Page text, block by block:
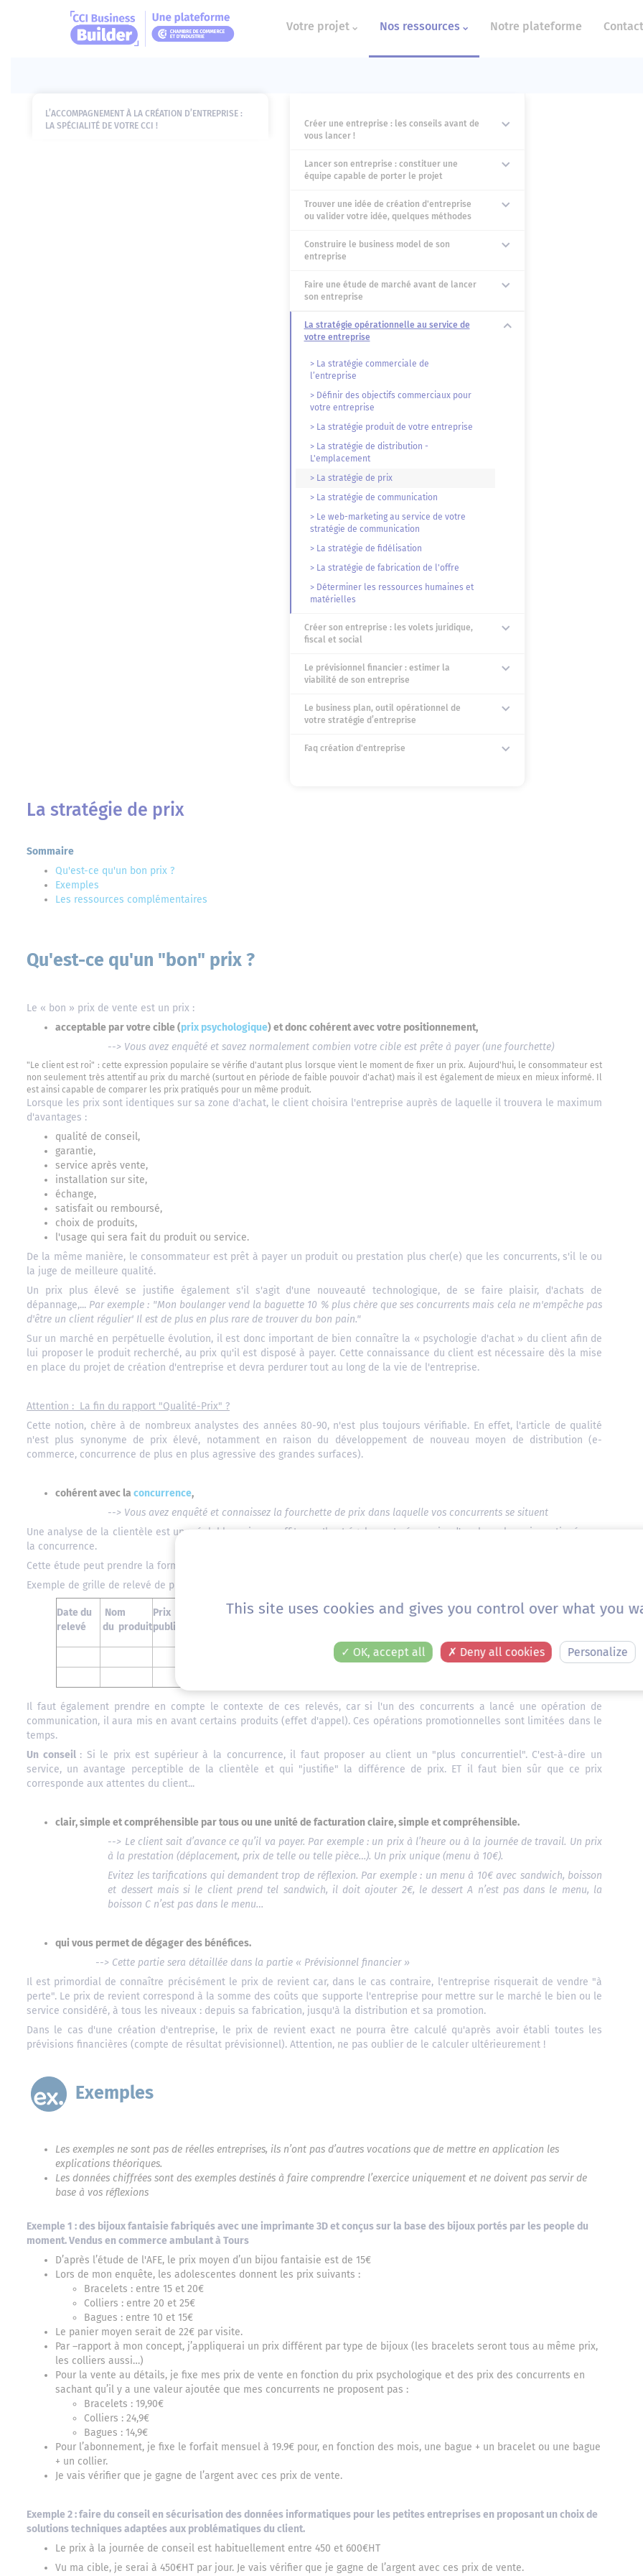
Votre projet Nos ressources Notre plateforme Contact
L’ACCOMPAGNEMENT À LA CRÉATION D’ENTREPRISE :
LA SPÉCIALITÉ DE VOTRE CCI !
Créer une entreprise : les conseils avant de
vous lancer !
Lancer son entreprise : constituer une
équipe capable de porter le projet
Trouver une idée de création d'entreprise
ou valider votre idée, quelques méthodes
Construire le business model de son
entreprise
Faire une étude de marché avant de lancer
son entreprise
La stratégie opérationnelle au service de
votre entreprise
> La stratégie commerciale de
l’entreprise
> Définir des objectifs commerciaux pour
votre entreprise
> La stratégie produit de votre entreprise
> La stratégie de distribution -
L'emplacement
> La stratégie de prix
> La stratégie de communication
> Le web-marketing au service de votre
stratégie de communication
> La stratégie de fidélisation
> La stratégie de fabrication de l'offre
> Déterminer les ressources humaines et
matérielles
Créer son entreprise : les volets juridique,
fiscal et social
Le prévisionnel financier : estimer la
viabilité de son entreprise
Le business plan, outil opérationnel de
votre stratégie d’entreprise
Faq création d'entreprise
La stratégie de prix
Sommaire
Qu'est-ce qu'un bon prix ?
Exemples
Les ressources complémentaires
Qu'est-ce qu'un "bon" prix ?
Le « bon » prix de vente est un prix :
acceptable par votre cible (prix psychologique) et donc cohérent avec votre positionnement,
--> Vous avez enquêté et savez normalement combien votre cible est prête à payer (une fourchette)
"Le client est roi" : cette expression populaire se vérifie d'autant plus lorsque vient le moment de fixer un prix. Aujourd'hui, le consommateur est
non seulement très attentif au prix du marché (surtout en période de faible pouvoir d'achat) mais il est également de mieux en mieux informé. Il
est ainsi capable de comparer les prix pratiqués pour un même produit.
Lorsque les prix sont identiques sur sa zone d'achat, le client choisira l'entreprise auprès de laquelle il trouvera le maximum
d'avantages :
qualité de conseil,
garantie,
service après vente,
installation sur site,
échange,
satisfait ou remboursé,
choix de produits,
l'usage qui sera fait du produit ou service.
De la même manière, le consommateur est prêt à payer un produit ou prestation plus cher(e) que les concurrents, s'il le ou
la juge de meilleure qualité.
Un prix plus élevé se justifie également s'il s'agit d'une nouveauté technologique, de se faire plaisir, d'achats de
dépannage,... Par exemple : "Mon boulanger vend la baguette 10 % plus chère que ses concurrents mais cela ne m'empêche pas
d'être un client régulier' Il est de plus en plus rare de trouver du bon pain."
Sur un marché en perpétuelle évolution, il est donc important de bien connaître la « psychologie d'achat » du client afin de
lui proposer le produit recherché, au prix qu'il est disposé à payer. Cette connaissance du client est nécessaire dès la mise
en place du projet de création d'entreprise et devra perdurer tout au long de la vie de l'entreprise.
Attention : La fin du rapport "Qualité-Prix" ?
Cette notion, chère à de nombreux analystes des années 80-90, n'est plus toujours vérifiable. En effet, l'article de qualité
n'est plus synonyme de prix élevé, notamment en raison du développement de nouveau moyen de distribution (e-
commerce, concurrence de plus en plus agressive des grandes surfaces).
cohérent avec la concurrence,
--> Vous avez enquêté et connaissez la fourchette de prix dans laquelle vos concurrents se situent
Une analyse de la clientèle est un préalable mais ne suffit pas. Il est également nécessaire d'analyser les prix pratiqués par
la concurrence.
Cette étude peut prendre la forme d'un relevé de prix sur le terrain.
Exemple de grille de relevé de prix pour chaque concurrent :
Date du
relevé
Nom
du produit
Prix
public
Opération
Présence d'unMise en valeur du produit
Réaction des
Il faut également prendre en compte le contexte de ces relevés, car si l'un des concurrents a lancé une opération de
communication, il aura mis en avant certains produits (effet d'appel). Ces opérations promotionnelles sont limitées dans le
temps.
Un conseil : Si le prix est supérieur à la concurrence, il faut proposer au client un "plus concurrentiel". C'est-à-dire un
service, un avantage perceptible de la clientèle et qui "justifie" la différence de prix. ET il faut bien sûr que ce prix
corresponde aux attentes du client...
clair, simple et compréhensible par tous ou une unité de facturation claire, simple et compréhensible.
--> Le client sait d’avance ce qu’il va payer. Par exemple : un prix à l’heure ou à la journée de travail. Un prix
à la prestation (déplacement, prix de telle ou telle pièce…). Un prix unique (menu à 10€).
Evitez les tarifications qui demandent trop de réflexion. Par exemple : un menu à 10€ avec sandwich, boisson
et dessert mais si le client prend tel sandwich, il doit ajouter 2€, le dessert A n’est pas dans le menu, la
boisson C n’est pas dans le menu…
qui vous permet de dégager des bénéfices.
--> Cette partie sera détaillée dans la partie « Prévisionnel financier »
Il est primordial de connaître précisément le prix de revient car, dans le cas contraire, l'entreprise risquerait de vendre "à
perte". Le prix de revient correspond à la somme des coûts que supporte l'entreprise pour mettre sur le marché le bien ou le
service considéré, à tous les niveaux : depuis sa fabrication, jusqu'à la distribution et sa promotion.
Dans le cas d'une création d'entreprise, le prix de revient exact ne pourra être calculé qu'après avoir établi toutes les
prévisions financières (compte de résultat prévisionnel). Attention, ne pas oublier de le calculer ultérieurement !
Exemples
Les exemples ne sont pas de réelles entreprises, ils n’ont pas d’autres vocations que de mettre en application les
explications théoriques.
Les données chiffrées sont des exemples destinés à faire comprendre l’exercice uniquement et ne doivent pas servir de
base à vos réflexions
Exemple 1 : des bijoux fantaisie fabriqués avec une imprimante 3D et conçus sur la base des bijoux portés par les people du
moment. Vendus en commerce ambulant à Tours
D’après l’étude de l'AFE, le prix moyen d’un bijou fantaisie est de 15€
Lors de mon enquête, les adolescentes donnent les prix suivants :
Bracelets : entre 15 et 20€
Colliers : entre 20 et 25€
Bagues : entre 10 et 15€
Le panier moyen serait de 22€ par visite.
Par –rapport à mon concept, j’appliquerai un prix différent par type de bijoux (les bracelets seront tous au même prix,
les colliers aussi…)
Pour la vente au détails, je fixe mes prix de vente en fonction du prix psychologique et des prix des concurrents en
sachant qu’il y a une valeur ajoutée que mes concurrents ne proposent pas :
Bracelets : 19,90€
Colliers : 24,9€
Bagues : 14,9€
Pour l’abonnement, je fixe le forfait mensuel à 19.9€ pour, en fonction des mois, une bague + un bracelet ou une bague
+ un collier.
Je vais vérifier que je gagne de l’argent avec ces prix de vente.
Exemple 2 : faire du conseil en sécurisation des données informatiques pour les petites entreprises en proposant un choix de
solutions techniques adaptées aux problématiques du client.
Le prix à la journée de conseil est habituellement entre 450 et 600€HT
Vu ma cible, je serai à 450€HT par jour. Je vais vérifier que je gagne de l’argent avec ces prix de vente.
This site uses cookies and gives you control over what you
OK, accept all Deny all cookies Personalize